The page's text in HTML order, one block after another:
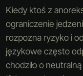
Kiedy ktoś z
ograniczenie
rozpozna ryzyko i
językowe często
chodziło o